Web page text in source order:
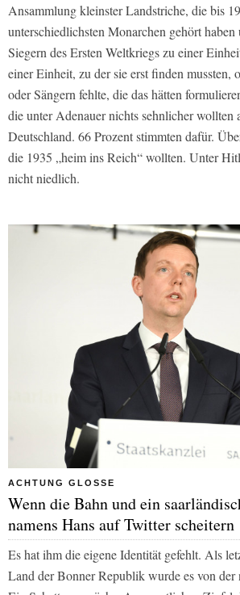
Ansammlung kleinster Landstriche, die bis
unterschiedlichsten Monarchen gehört haben
Siegern des Ersten Weltkriegs zu einer
einer Einheit, zu der sie erst finden mussten,
oder Sängern fehlte, die das hätten
die unter Adenauer nichts sehnlicher wollten
Deutschland. 66 Prozent stimmten dafür.
die 1935 „heim ins Reich“ wollten. Unter
nicht niedlich.
ACHTUNG GLOSSE
Wenn die Bahn und ein
namens Hans auf Twitter scheitern
Es hat ihm die eigene Identität gefehlt. Als
Land der Bonner Republik wurde es von der